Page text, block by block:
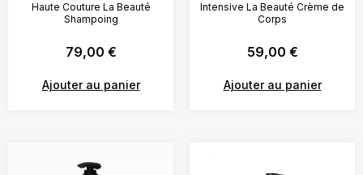
Haute Couture La Beauté
Shampoing
79,00 €
Ajouter au panier
Intensive La Beauté Crème de
Corps
59,00 €
Ajouter au panier